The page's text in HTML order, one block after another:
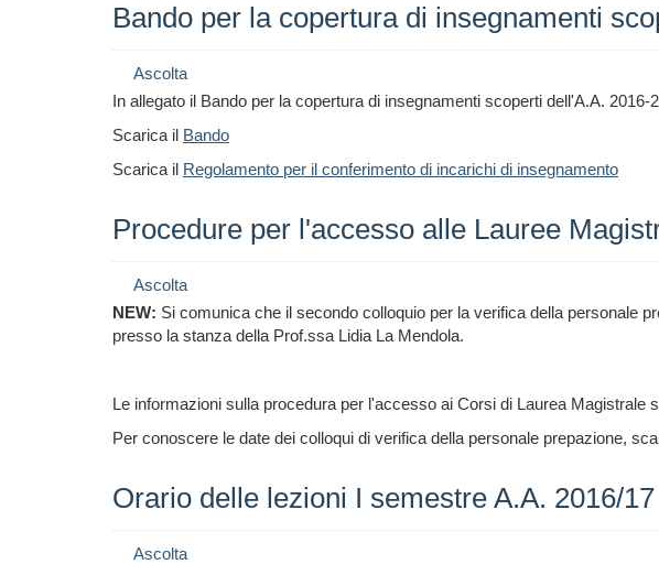
Bando per la copertura di insegnamenti
Ascolta
In allegato il Bando per la copertura di insegnamenti scoperti dell'A.A.
Scarica il Bando
Scarica il Regolamento per il conferimento di incarichi di insegnamento
Procedure per l'accesso alle Lauree
Ascolta
NEW: Si comunica che il secondo colloquio per la verifica della personale
presso la stanza della Prof.ssa Lidia La Mendola.
Le informazioni sulla procedura per l'accesso ai Corsi di Laurea Magistrale
Per conoscere le date dei colloqui di verifica della personale prepazione,
Orario delle lezioni I semestre A.A. 2016/17
Ascolta